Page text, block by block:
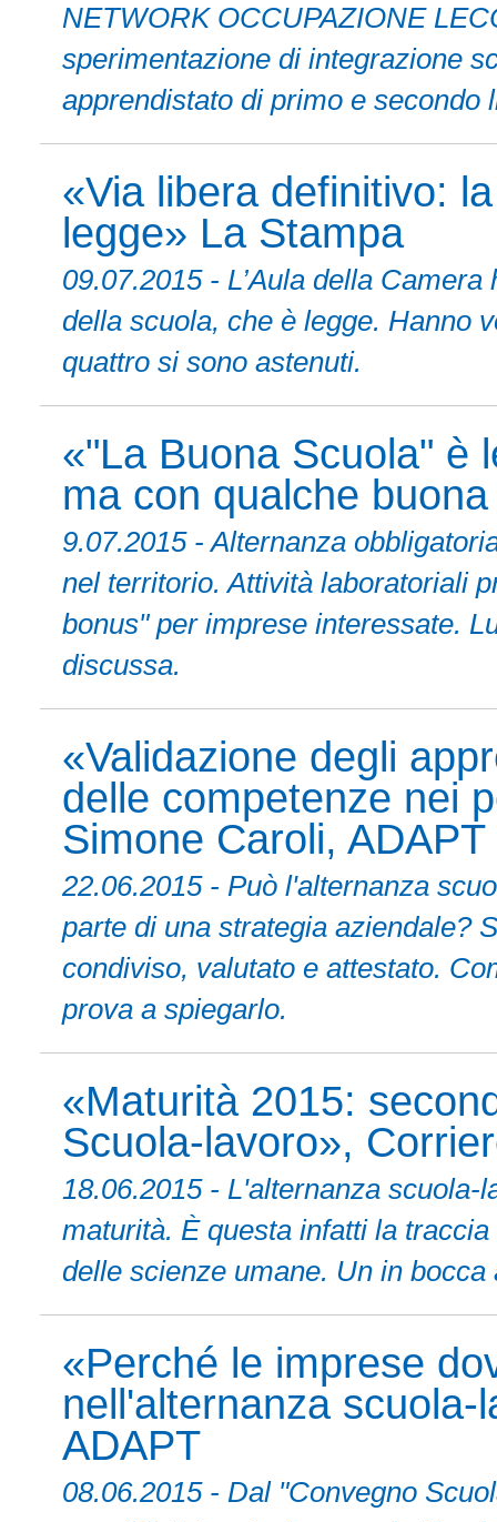
NETWORK OCCUPAZIONE
sperimentazione di integrazione
apprendistato di primo e secondo
«Via libera definitivo:
legge» La Stampa
09.07.2015 - L’Aula della
della scuola, che è legge. Hanno
quattro si sono astenuti.
«"La Buona Scuola" è
ma con qualche
9.07.2015 - Alternanza
nel territorio. Attività laboratoriali
bonus" per imprese interessate.
discussa.
«Validazione degli
delle competenze nei
Simone Caroli, ADAPT
22.06.2015 - Può l'alternanza
parte di una strategia aziendale?
condiviso, valutato e attestato.
prova a spiegarlo.
«Maturità 2015:
Scuola-lavoro»,
18.06.2015 - L'alternanza
maturità. È questa infatti la
delle scienze umane. Un in
«Perché le imprese
nell'alternanza
ADAPT
08.06.2015 - Dal "Convegno